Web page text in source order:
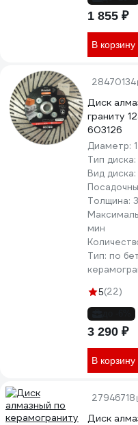
1 855 ₽
В корзину
28470134
Диск
граниту
603126
Диаметр:
Тип диска:
Вид диска:
Толщина:
мин
Тип: по
5(22)
3 290 ₽
В корзину
27946718
Диск